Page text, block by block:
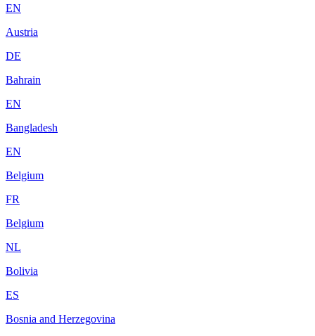
EN
Austria
DE
Bahrain
EN
Bangladesh
EN
Belgium
FR
Belgium
NL
Bolivia
ES
Bosnia and Herzegovina